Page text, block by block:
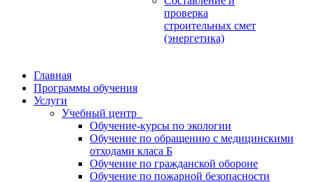
проверка
строительных смет
(энергетика)
Главная
Программы обучения
Услуги
Учебный центр
Обучение-курсы по экологии
Обучение по обращению с медицинскими
отходами класа Б
Обучение по гражданской обороне
Обучение по пожарной безопасности